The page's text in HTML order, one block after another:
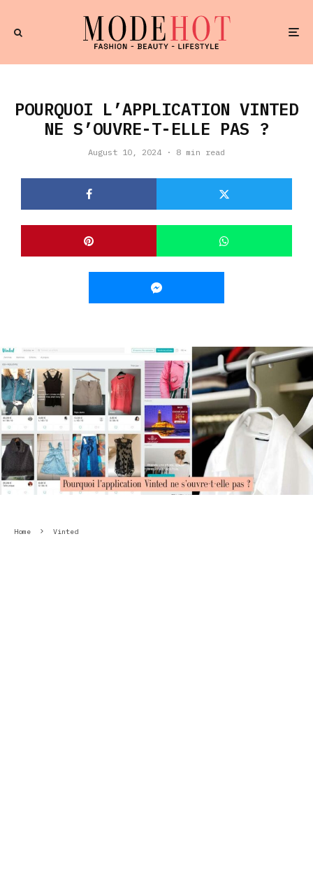
POURQUOI L’APPLICATION VINTED
NE S’OUVRE-T-ELLE PAS ?
August 10, 2024 · 8 min read
Home Vinted